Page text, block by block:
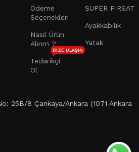
Ödeme
Seçenekleri
Nasıl Ürün
Alırım ?
Tedarikçi
Ol
BIZE ULAŞIN
SUPER FIRSAT
Ayakkabılık
Yatak
25B/8 Çankaya/Ankara (1071 Ankara